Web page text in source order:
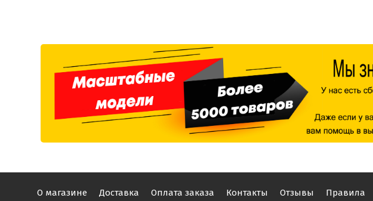
О магазине Доставка Оплата заказа Контакты Отзывы Правила